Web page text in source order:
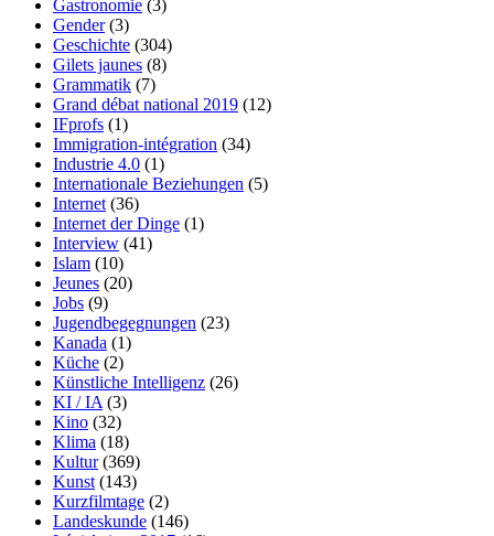
Gastronomie (3)
Gender(3)
Geschichte (304)
Gilets jaunes (8)
Grammatik (7)
Grand débat national 2019 (12)
IFprofs (1)
Immigration-intégration (34)
Industrie 4.0 (1)
Internationale Beziehungen (5)
Internet (36)
Internet der Dinge (1)
Interview (41)
Islam (10)
Jeunes (20)
Jobs (9)
Jugendbegegnungen (23)
Kanada (1)
Küche (2)
Künstliche Intelligenz (26)
KI / IA (3)
Kino (32)
Klima (18)
Kultur(369)
Kunst (143)
Kurzfilmtage (2)
Landeskunde (146)